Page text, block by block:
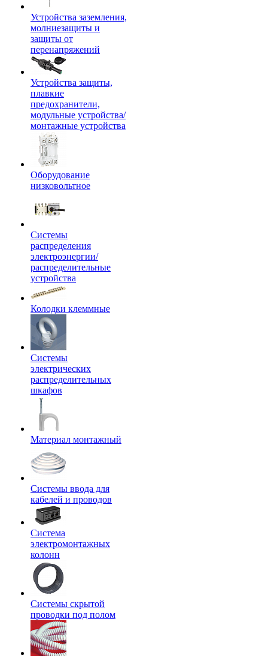
Устройства заземления,
молниезащиты и
защиты от
перенапряжений
Устройства защиты,
плавкие
предохранители,
модульные устройства/
монтажные устройства
Оборудование
низковольтное
Системы
распределения
электроэнергии/
распределительные
устройства
Колодки клеммные
Системы
электрических
распределительных
шкафов
Материал монтажный
Системы ввода для
кабелей и проводов
Система
электромонтажных
колонн
Системы скрытой
проводки под полом